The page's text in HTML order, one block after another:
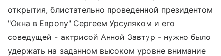
открытия, блистательно проведенной президентом
"Окна в Европу" Сергеем Урсуляком и его
соведущей - актрисой Анной Завтур - нужно было
удержать на заданном высоком уровне внимание